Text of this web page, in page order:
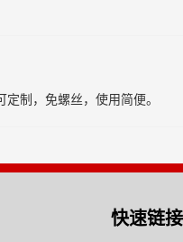
制，免螺丝，使用简便。
快速链接